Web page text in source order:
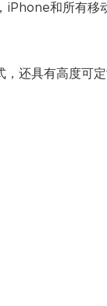
iPhone和所有移
还具有高度可